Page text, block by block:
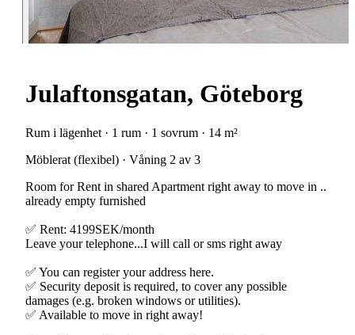
Julaftonsgatan, Göteborg
Rum i lägenhet · 1 rum · 1 sovrum · 14 m²
Möblerat (flexibel) · Våning 2 av 3
Room for Rent in shared Apartment right away to move in ..
already empty furnished
✅ Rent: 4199SEK/month
Leave your telephone...I will call or sms right away
✅ You can register your address here.
✅ Security deposit is required, to cover any possible
damages (e.g. broken windows or utilities).
✅ Available to move in right away!